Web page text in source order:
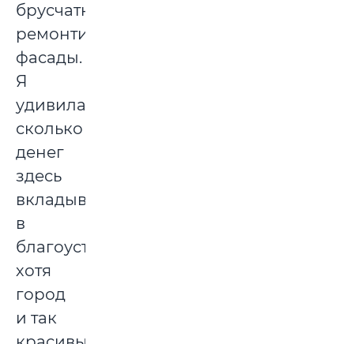
брусчаткой,
ремонтировали
фасады.
Я
удивилась,
сколько
денег
здесь
вкладывается
в
благоустройство,
хотя
город
и так